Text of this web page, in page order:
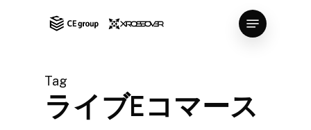
Menu
Tag
ライブEコマース